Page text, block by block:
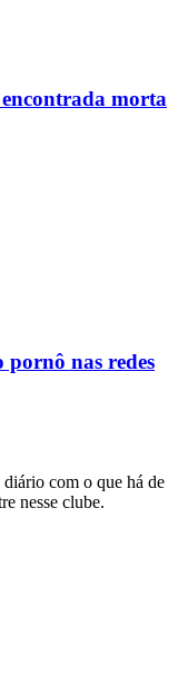
morta
pornô nas redes
com o que há de
nesse clube.